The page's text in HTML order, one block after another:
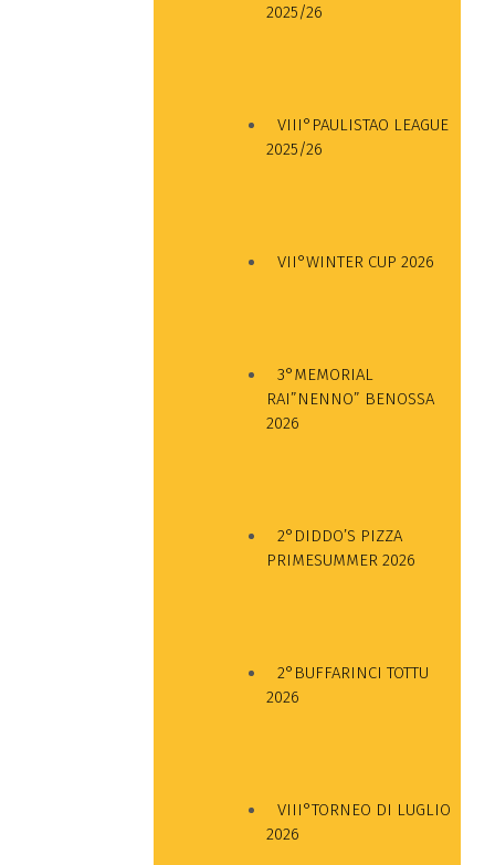
2025/26
VIII°PAULISTAO LEAGUE
2025/26
VII°WINTER CUP 2026
3°MEMORIAL
RAI”NENNO” BENOSSA
2026
2°DIDDO’S PIZZA
PRIMESUMMER 2026
2°BUFFARINCI TOTTU
2026
VIII°TORNEO DI LUGLIO
2026